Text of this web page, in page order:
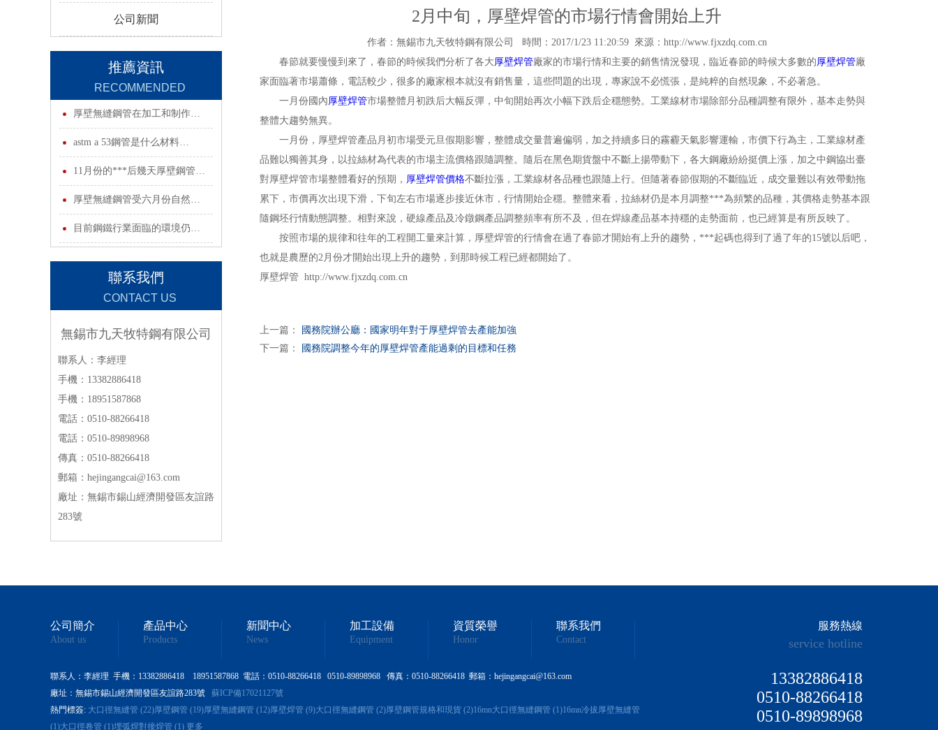
公司新聞
推薦資訊
RECOMMENDED
INFORMATION
厚壁無縫鋼管在加工和制作…
astm a 53鋼管是什么材料…
11月份的***后幾天厚壁鋼管…
厚壁無縫鋼管受六月份自然…
目前鋼鐵行業面臨的環境仍…
聯系我們
CONTACT US
無錫市九天牧特鋼有限公司
聯系人：李經理
手機：13382886418
手機：18951587868
電話：0510-88266418
電話：0510-89898968
傳真：0510-88266418
郵箱：hejingangcai@163.com
廠址：無錫市錫山經濟開發區友誼路
283號
2月中旬，厚壁焊管的市場行情會開始上升
作者：無錫市九天牧特鋼有限公司 時間：2017/1/23 11:20:59 來源：http://www.fjxzdq.com.cn
春節就要慢慢到來了，春節的時候我們分析了各大厚壁焊管廠家的市場行情和主要的銷售情況發現，臨近春節的時候大多數的厚壁焊管廠
家面臨著市場蕭條，電話較少，很多的廠家根本就沒有銷售量，這些問題的出現，專家說不必慌張，是純粹的自然現象，不必著急。
一月份國內厚壁焊管市場整體月初跌后大幅反彈，中旬開始再次小幅下跌后企穩態勢。工業線材市場除部分品種調整有限外，基本走勢與
整體大趨勢無異。
一月份，厚壁焊管產品月初市場受元旦假期影響，整體成交量普遍偏弱，加之持續多日的霧霾天氣影響運輸，市價下行為主，工業線材產
品難以獨善其身，以拉絲材為代表的市場主流價格跟隨調整。隨后在黑色期貨盤中不斷上揚帶動下，各大鋼廠紛紛挺價上漲，加之中鋼協出臺
對厚壁焊管市場整體看好的預期， 厚壁焊管價格不斷拉漲，工業線材各品種也跟隨上行。但隨著春節假期的不斷臨近，成交量難以有效帶動拖
累下，市價再次出現下滑，下旬左右市場逐步接近休市，行情開始企穩。整體來看，拉絲材仍是本月調整***為頻繁的品種，其價格走勢基本跟
隨鋼坯行情動態調整。相對來說，硬線產品及冷鐓鋼產品調整頻率有所不及，但在焊線產品基本持穩的走勢面前，也已經算是有所反映了。
按照市場的規律和往年的工程開工量來計算，厚壁焊管的行情會在過了春節才開始有上升的趨勢，***起碼也得到了過了年的15號以后吧，
也就是農歷的2月份才開始出現上升的趨勢，到那時候工程已經都開始了。
厚壁焊管 http://www.fjxzdq.com.cn
上一篇：
國務院辦公廳：國家明年對于厚壁焊管去產能加強
下一篇：
國務院調整今年的厚壁焊管產能過剩的目標和任務
公司簡介
About us
產品中心
Products
新聞中心
News
加工設備
Equipment
資質榮譽
Honor
聯系我們
Contact
聯系人：李經理 手機：13382886418 18951587868 電話：0510-88266418 0510-89898968 傳真：0510-88266418 郵箱：hejingangcai@163.com
廠址：無錫市錫山經濟開發區友誼路283號 蘇ICP備17021127號
熱門標簽: 大口徑無縫管 (22)厚壁鋼管 (19)厚壁無縫鋼管 (12)厚壁焊管 (9)大口徑無縫鋼管 (2)厚壁鋼管規格和現貨 (2)16mn大口徑無縫鋼管 (1)16mn冷拔厚壁無縫管
(1)大口徑卷管 (1)埋弧焊對接焊管 (1) 更多
服務熱線
service hotline
13382886418
0510-88266418
0510-89898968